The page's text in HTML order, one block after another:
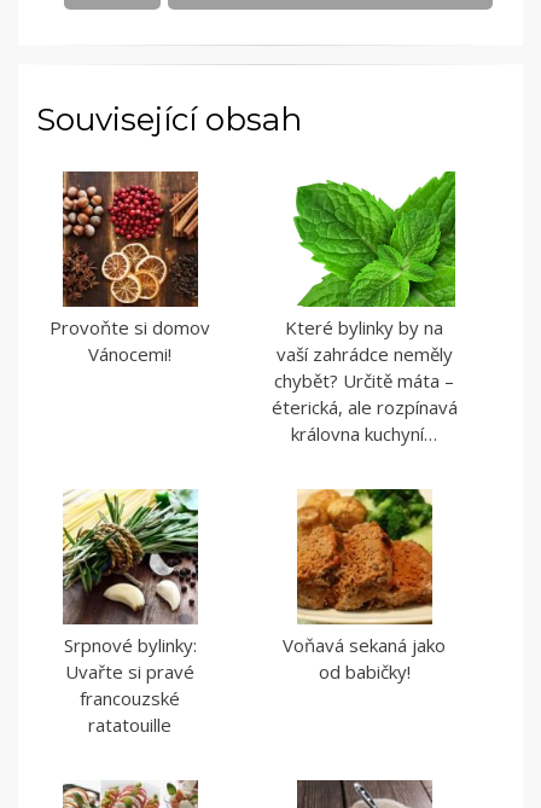
Související obsah
Provoňte si domov
Vánocemi!
Které bylinky by na
vaší zahrádce neměly
chybět? Určitě máta –
éterická, ale rozpínavá
královna kuchyní…
Srpnové bylinky:
Uvařte si pravé
francouzské
ratatouille
Voňavá sekaná jako
od babičky!